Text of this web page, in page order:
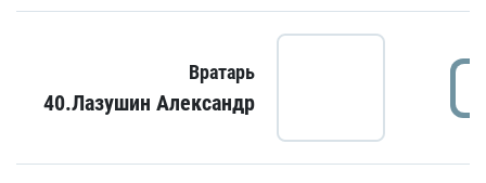
Вратарь
40.Лазушин Александр